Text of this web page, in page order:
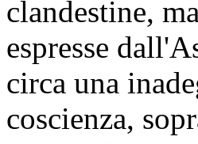
clandestine,
espresse
circa una
coscienza,